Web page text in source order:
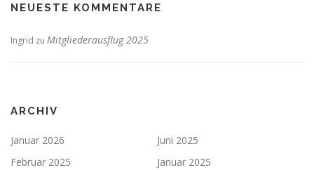
NEUESTE KOMMENTARE
Ingrid zu Mitgliederausflug 2025
ARCHIV
Januar 2026
Juni 2025
Februar 2025
Januar 2025